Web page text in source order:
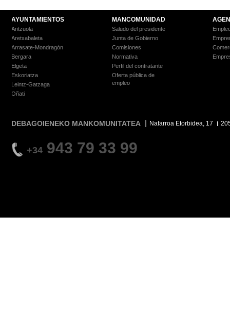
AYUNTAMIENTOS
Antzuola
Aretxabaleta
Arrasate-Mondragón
Bergara
Elgeta
Eskoriatza
Leintz-Gatzaga
Oñati
MANCOMUNIDAD
Saludo del presidente
Junta de Gobierno
Comisiones
Normativa
Perfil del contratante
Oferta pública de
empleo
DEBAGOIENEKO MANKOMUNITATEA Nafarroa Etorbidea, 17
+34 943 79 33 99